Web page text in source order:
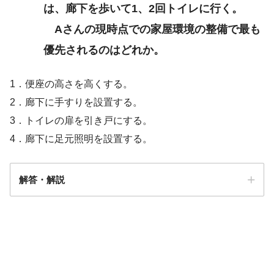
は、廊下を歩いて1、2回トイレに行く。
Aさんの現時点での家屋環境の整備で最も
優先されるのはどれか。
1．便座の高さを高くする。
2．廊下に手すりを設置する。
3．トイレの扉を引き戸にする。
4．廊下に足元照明を設置する。
解答・解説